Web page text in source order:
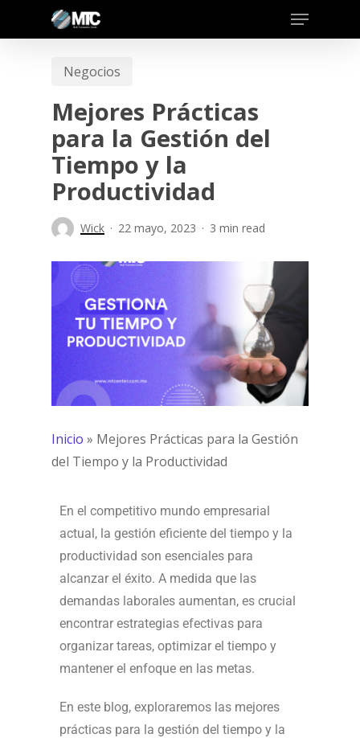
Negocios
Mejores Prácticas
para la Gestión del
Tiempo y la
Productividad
Wick 22 mayo, 2023 3 min read
Inicio » Mejores Prácticas para la Gestión
del Tiempo y la Productividad
En el competitivo mundo empresarial
actual, la gestión eficiente del tiempo y la
productividad son esenciales para
alcanzar el éxito. A medida que las
demandas laborales aumentan, es crucial
encontrar estrategias efectivas para
organizar tareas, optimizar el tiempo y
mantener el enfoque en las metas.
En este blog, exploraremos las mejores
prácticas para la gestión del tiempo y la